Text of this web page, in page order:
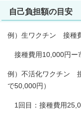
自己負担額の目安
例）生ワクチン 接種
接種費用10,000円ー
例）不活化ワクチン
で50,000円）
1回目：接種費用